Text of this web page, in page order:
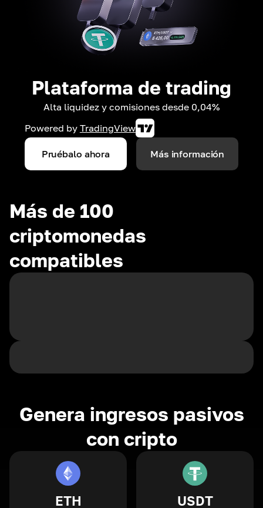
Plataforma de trading
Alta liquidez y comisiones desde 0,04%
Powered by TradingView
Pruébalo ahora Más información
Más de 100
criptomonedas
compatibles
Genera ingresos pasivos
con cripto
ETH USDT